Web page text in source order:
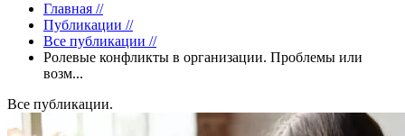
Главная //
Публикации //
Все публикации //
Ролевые конфликты в организации. Проблемы или
возм...
Все публикации.